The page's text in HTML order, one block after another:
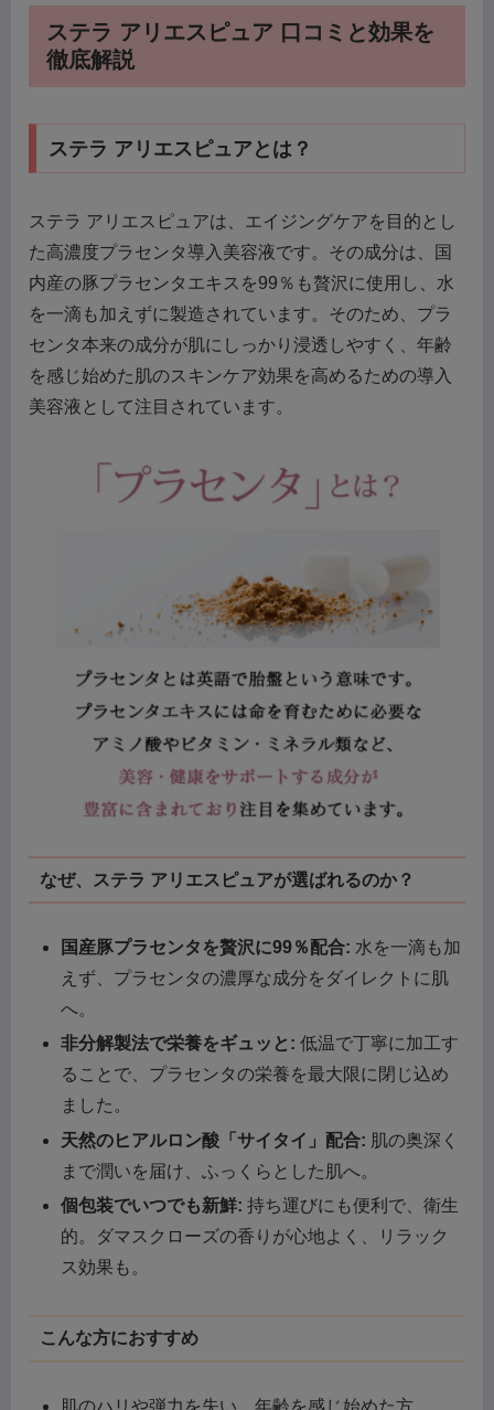
ステラ アリエスピュア 口コミと効果を
徹底解説
ステラ アリエスピュアとは？
ステラ アリエスピュアは、エイジングケアを目的とし
た高濃度プラセンタ導入美容液です。その成分は、国
内産の豚プラセンタエキスを99％も贅沢に使用し、水
を一滴も加えずに製造されています。そのため、プラ
センタ本来の成分が肌にしっかり浸透しやすく、年齢
を感じ始めた肌のスキンケア効果を高めるための導入
美容液として注目されています。
なぜ、ステラ アリエスピュアが選ばれるのか？
国産豚プラセンタを贅沢に99％配合: 水を一滴も加
えず、プラセンタの濃厚な成分をダイレクトに肌
へ。
非分解製法で栄養をギュッと: 低温で丁寧に加工す
ることで、プラセンタの栄養を最大限に閉じ込め
ました。
天然のヒアルロン酸「サイタイ」配合: 肌の奥深く
まで潤いを届け、ふっくらとした肌へ。
個包装でいつでも新鮮: 持ち運びにも便利で、衛生
的。ダマスクローズの香りが心地よく、リラック
ス効果も。
こんな方におすすめ
肌のハリや弾力を失い、年齢を感じ始めた方